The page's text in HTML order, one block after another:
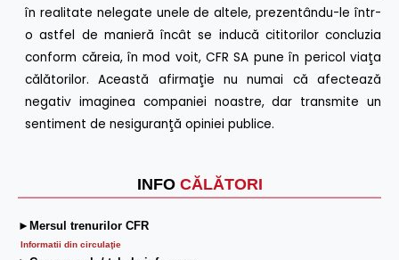
INFO CĂLĂTORI
►Mersul trenurilor CFR
Informatii din circulaţie
în realitate nelegate unele de altele, prezentându-le într-
o astfel de manieră încât se inducă cititorilor concluzia
conform căreia, în mod voit, CFR SA pune în pericol viaţa
călătorilor. Această afirmaţie nu numai că afectează
negativ imaginea companiei noastre, dar transmite un
sentiment de nesiguranţă opiniei publice.